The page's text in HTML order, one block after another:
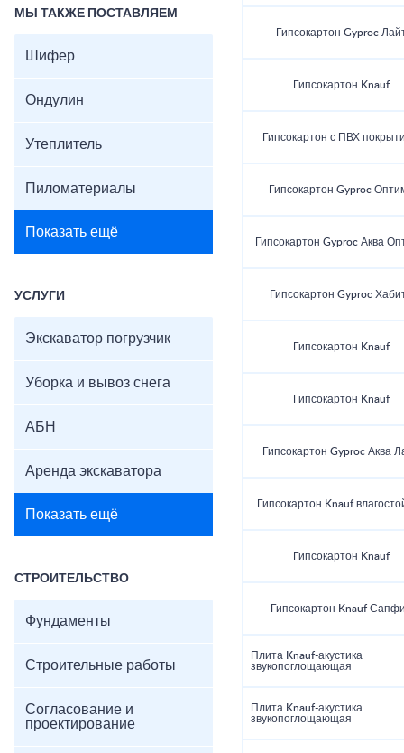
МЫ ТАКЖЕ ПОСТАВЛЯЕМ
Шифер
Ондулин
Утеплитель
Пиломатериалы
Показать ещё
УСЛУГИ
Экскаватор погрузчик
Уборка и вывоз снега
АБН
Аренда экскаватора
Показать ещё
СТРОИТЕЛЬСТВО
Фундаменты
Строительные работы
Согласование и
проектирование
Гипсокартон Gyproc
Гипсокартон Knauf
Гипсокартон с ПВХ
Гипсокартон Gyproc
Гипсокартон Gyproc Аква
Гипсокартон Gyproc
Гипсокартон Knauf
Гипсокартон Knauf
Гипсокартон Gyproc Аква
Гипсокартон Knauf
Гипсокартон Knauf
Гипсокартон Knauf
Плита Knauf-акустика
звукопоглощающая
Плита Knauf-акустика
звукопоглощающая